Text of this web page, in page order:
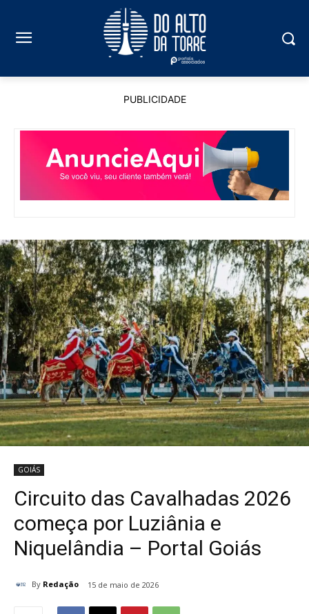
PUBLICIDADE
GOIÁS
Circuito das Cavalhadas 2026
começa por Luziânia e
Niquelândia – Portal Goiás
By Redação 15 de maio de 2026